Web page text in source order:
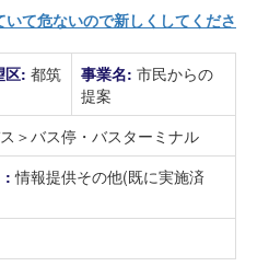
て危ないので新しくしてくださ
区: 都筑
事業名: 市民からの
提案
＞バス停・バスターミナル
:情報提供その他(既に実施済